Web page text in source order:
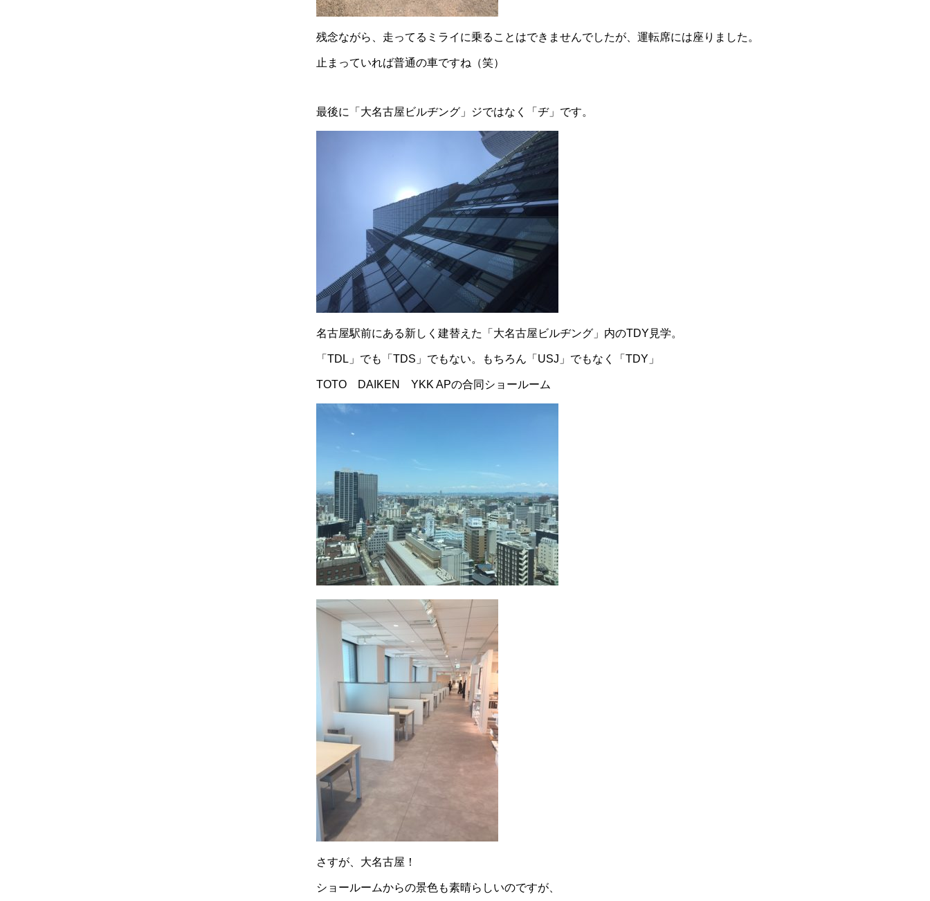
残念ながら、走ってるミライに乗ることはできませんでしたが、運転席には座りました。
止まっていれば普通の車ですね（笑）
最後に「大名古屋ビルヂング」ジではなく「ヂ」です。
名古屋駅前にある新しく建替えた「大名古屋ビルヂング」内のTDY見学。
「TDL」でも「TDS」でもない。もちろん「USJ」でもなく「TDY」
TOTO DAIKEN YKK APの合同ショールーム
さすが、大名古屋！
ショールームからの景色も素晴らしいのですが、